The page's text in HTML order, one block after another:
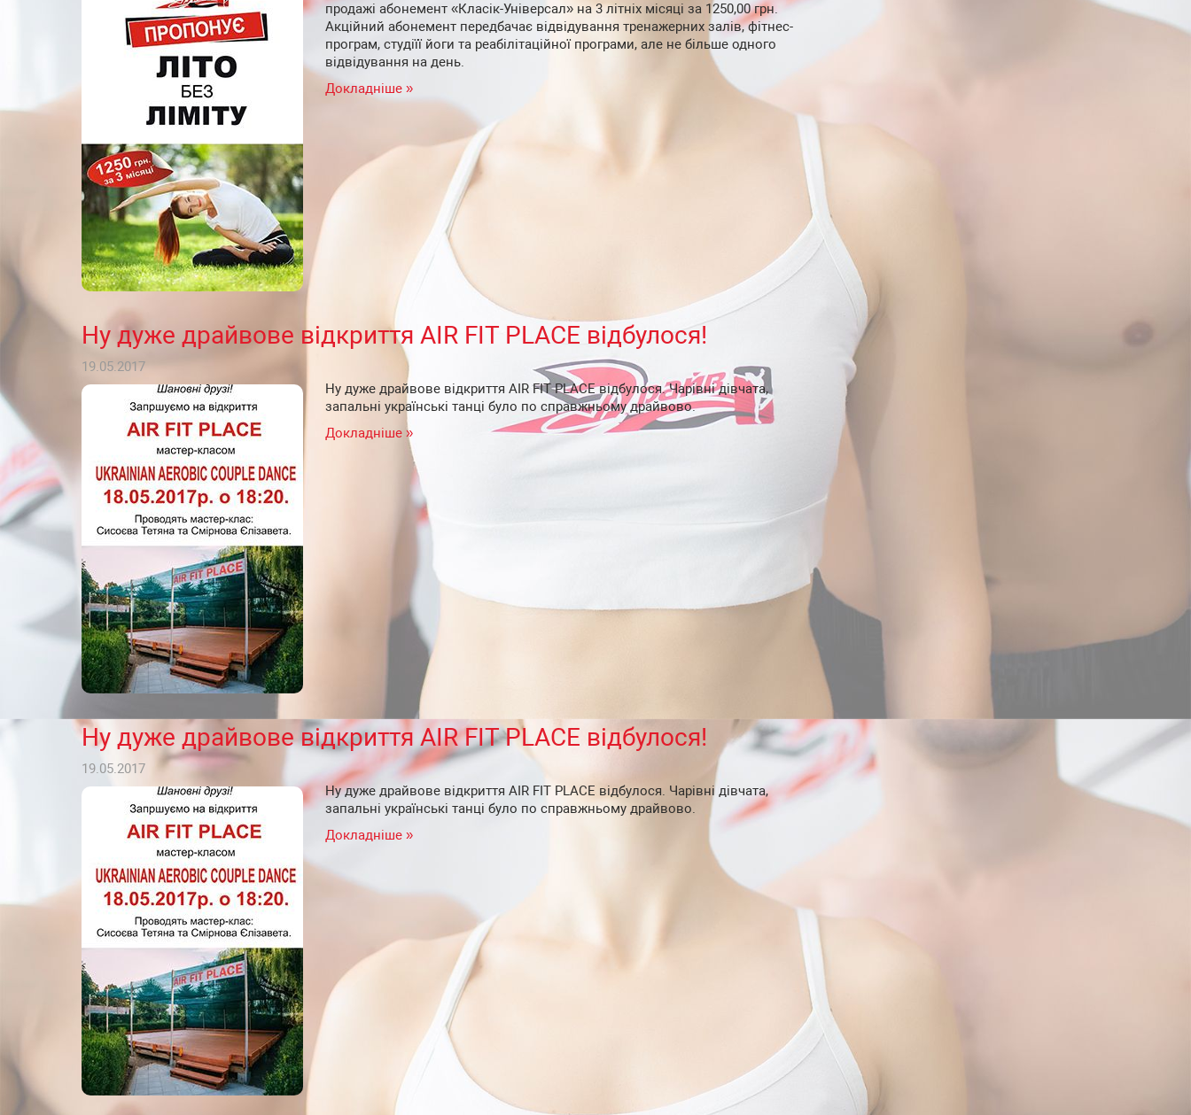
продажі абонемент «Класік-Універсал» на 3 літніх місяці за 1250,00 грн.
Акційний абонемент передбачає відвідування тренажерних залів, фітнес-
програм, студіїї йоги та реабілітаційної програми, але не більше одного
відвідування на день.
Докладніше »
Ну дуже драйвове відкриття AIR FIT PLACE відбулося!
19.05.2017
Ну дуже драйвове відкриття AIR FIT PLACE відбулося. Чарівні дівчата,
запальні українські танці було по справжньому драйвово.
Докладніше »
Ну дуже драйвове відкриття AIR FIT PLACE відбулося!
19.05.2017
Ну дуже драйвове відкриття AIR FIT PLACE відбулося. Чарівні дівчата,
запальні українські танці було по справжньому драйвово.
Докладніше »